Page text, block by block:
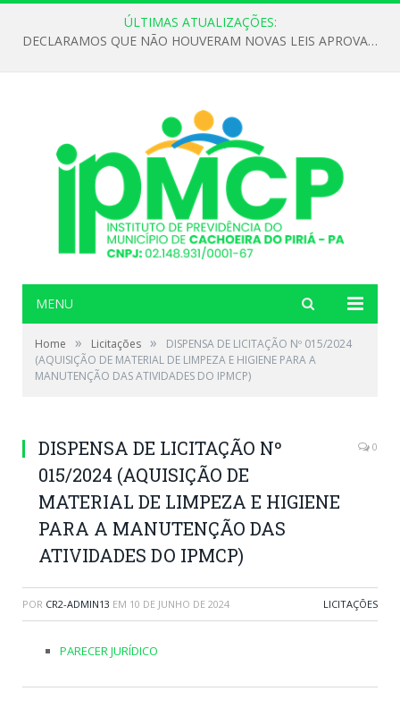
ÚLTIMAS ATUALIZAÇÕES:
DECLARAMOS QUE NÃO HOUVERAM NOVAS LEIS APROVADAS ATÉ O MOMENTO PARA O INSTITUTO DE PREVIDÊNCIA NO ANO DE 2026
MENU
Home » Licitações »
DISPENSA DE LICITAÇÃO Nº 015/2024
(AQUISIÇÃO DE MATERIAL DE LIMPEZA E HIGIENE PARA A
MANUTENÇÃO DAS ATIVIDADES DO IPMCP)
DISPENSA DE LICITAÇÃO Nº
015/2024 (AQUISIÇÃO DE
MATERIAL DE LIMPEZA E HIGIENE
PARA A MANUTENÇÃO DAS
ATIVIDADES DO IPMCP)
0
POR CR2-ADMIN13 EM 10 DE JUNHO DE 2024 LICITAÇÕES
PARECER JURÍDICO